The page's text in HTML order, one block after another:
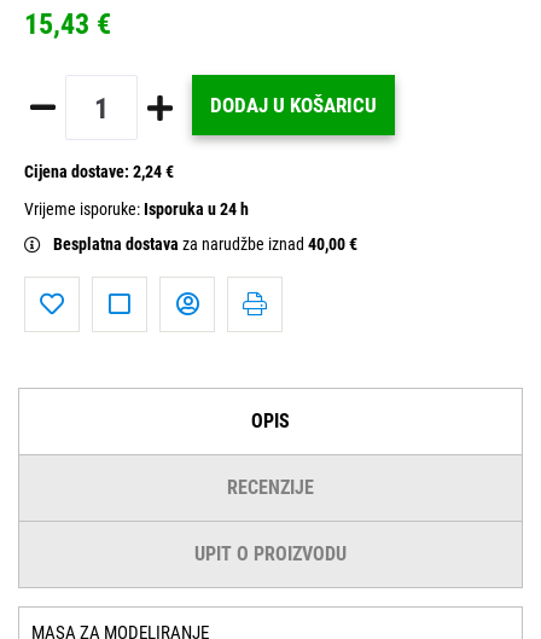
15,43 €
DODAJ U KOŠARICU
Cijena dostave: 2,24 €
Vrijeme isporuke:Isporuka u 24 h
Besplatna dostava za narudžbe iznad 40,00 €
OPIS
RECENZIJE
UPIT O PROIZVODU
MASA ZA MODELIRANJE